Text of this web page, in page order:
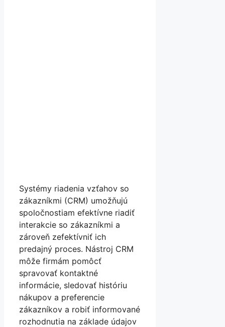
Systémy riadenia vzťahov so
zákazníkmi (CRM) umožňujú
spoločnostiam efektívne riadiť
interakcie so zákazníkmi a
zároveň zefektívniť ich
predajný proces. Nástroj CRM
môže firmám pomôcť
spravovať kontaktné
informácie, sledovať históriu
nákupov a preferencie
zákazníkov a robiť informované
rozhodnutia na základe údajov